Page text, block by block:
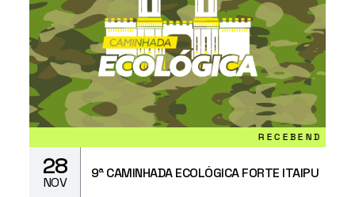
RECEBENDO INSCRIÇÕES
28
NOV
9ª CAMINHADA ECOLÓGICA FORTE ITAIPU